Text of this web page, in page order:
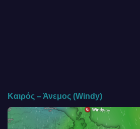
Καιρός – Άνεμος (Windy)